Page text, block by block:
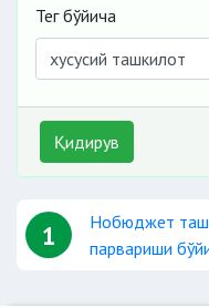
Тег бўйича
Қидирув
1
Нобюджет
парвариши